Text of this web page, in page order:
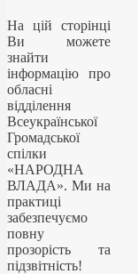
На цій сторінці
Ви можете
знайти
інформацію про
обласні
відділення
Всеукраїнської
Громадської
спілки
«НАРОДНА
ВЛАДА». Ми на
практиці
забезпечуємо
повну
прозорість та
підзвітність!